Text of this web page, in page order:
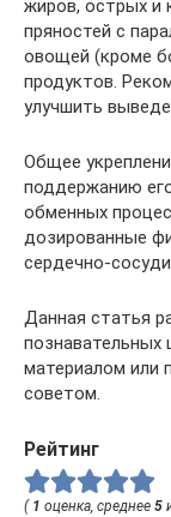
жиров, острых и
пряностей с
овощей (кроме
продуктов.
улучшить
Общее
поддержанию
обменных
дозированные
сердечно-
Данная статья
познавательных
материалом или
советом.
Рейтинг
( 1 оценка, среднее 5